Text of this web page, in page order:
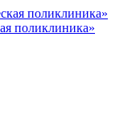
поликлиника»